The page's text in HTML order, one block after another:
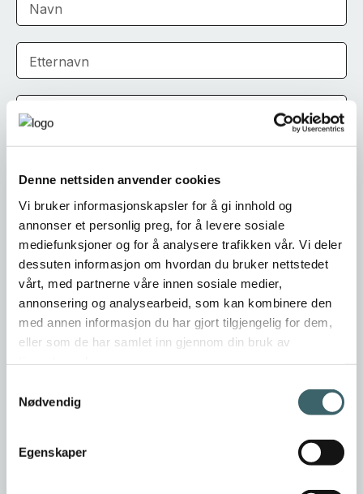
Denne nettsiden anvender cookies
Vi bruker informasjonskapsler for å gi innhold og
annonser et personlig preg, for å levere sosiale
mediefunksjoner og for å analysere trafikken vår. Vi deler
dessuten informasjon om hvordan du bruker nettstedet
vårt, med partnerne våre innen sosiale medier,
annonsering og analysearbeid, som kan kombinere den
med annen informasjon du har gjort tilgjengelig for dem,
eller som de har samlet inn gjennom din bruk av
Nødvendig
Egenskaper
Navn
Etternavn
E-post *
Jeg samtykker til Narvikregionen Næringsforening sin
MELD MEG PÅ
*Obligatoriske felt - må fylles ut før du kan sende